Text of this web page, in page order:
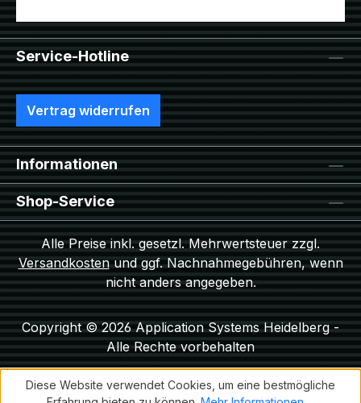
Service-Hotline
Vertrag widerrufen
Informationen
Shop-Service
Alle Preise inkl. gesetzl. Mehrwertsteuer zzgl.
Versandkostenund ggf. Nachnahmegebühren, wenn
nicht anders angegeben.
Copyright © 2026 Application Systems Heidelberg -
Alle Rechte vorbehalten
Diese Website verwendet Cookies, um eine bestmögliche